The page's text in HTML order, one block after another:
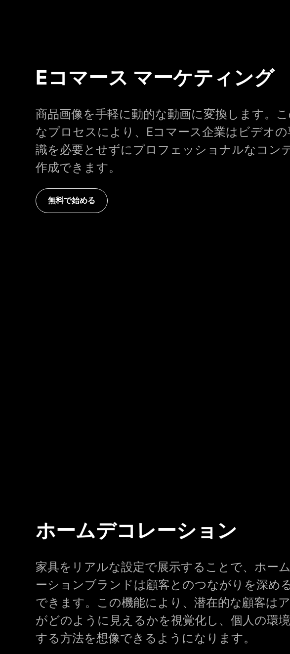
Eコマース マーケティング
商品画像を手軽に動的な動画に変換します。
なプロセスにより、Eコマース企業はビデオの
識を必要とせずにプロフェッショナルなコン
作成できます。
無料で始める
ホームデコレーション
家具をリアルな設定で展示することで、ホー
ーションブランドは顧客とのつながりを深め
できます。この機能により、潜在的な顧客は
がどのように見えるかを視覚化し、個人の環
する方法を想像できるようになります。